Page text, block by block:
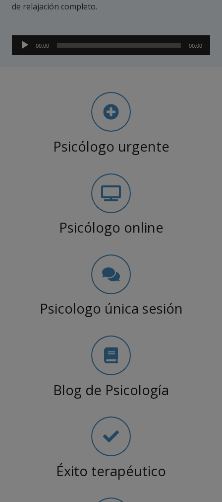
de relajación completo.
Reproductor
de
00:00 00:00
Psicólogo urgente
Psicólogo online
Psicologo única sesión
Blog de Psicología
Éxito terapéutico